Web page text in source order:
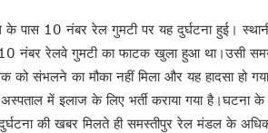
पास 10 नंबर रेल गुमटी पर यह दुर्घटना हुई।
नंबर रेलवे गुमटी का फाटक खुला हुआ था।उसी
संभलने का मौका नहीं मिला और यह हादसा हो
में इलाज के लिए भर्ती कराया गया है।घटना के
की खबर मिलते ही समस्तीपुर रेल मंडल के